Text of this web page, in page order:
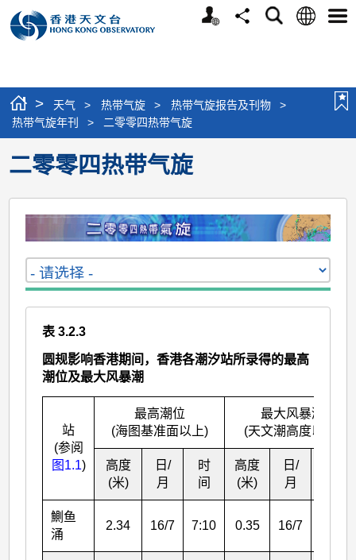
个
分
搜
语
选
> 天气 > 热带气旋 > 热带气旋报告及刊物
>
热带气旋年刊
> 二零零四热带气旋
二零零四热带气旋
表 3.2.3
圆规影响香港期间，香港各潮汐站所录得的最高
潮位及最大风暴潮
站
(参阅
图1.1)
最高潮位
(海图基准面以上)
最大风暴潮
(天文潮高度以上)
高度
(米)
日/
月
时
间
高度
(米)
日/
月
鰂鱼
涌
2.34 16/7 7:10 0.35 16/7